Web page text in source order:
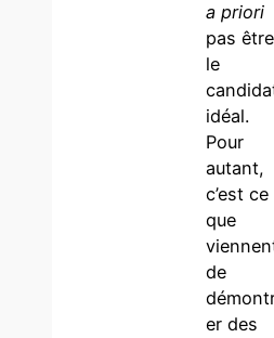
a priori
pas être
le
idéal.
Pour
autant,
c’est ce
que
de
er des